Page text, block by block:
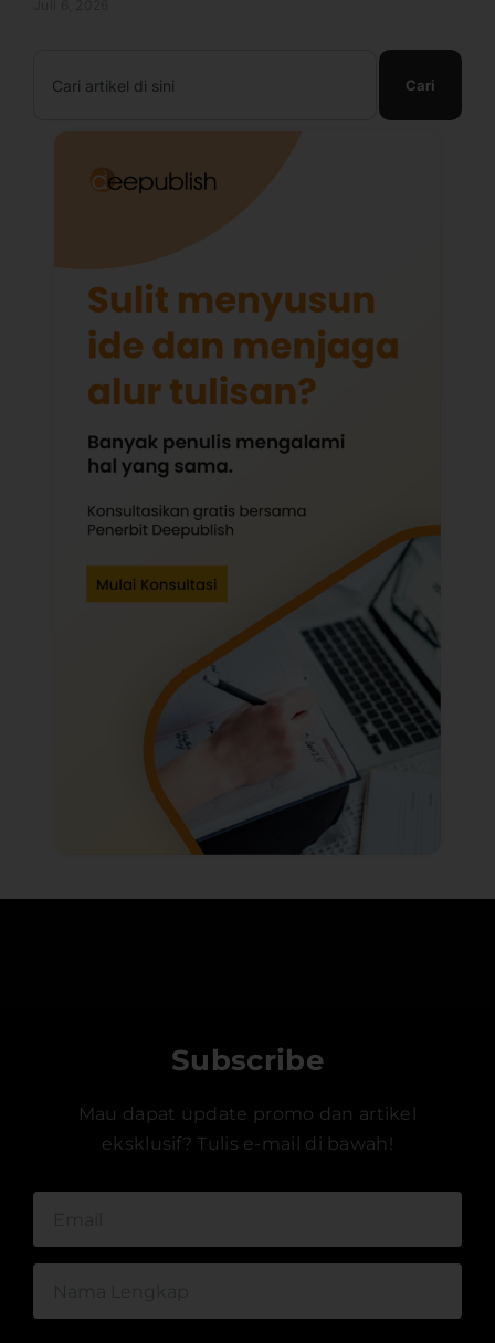
Cari
Subscribe
Mau dapat update promo dan artikel
eksklusif? Tulis e-mail di bawah!